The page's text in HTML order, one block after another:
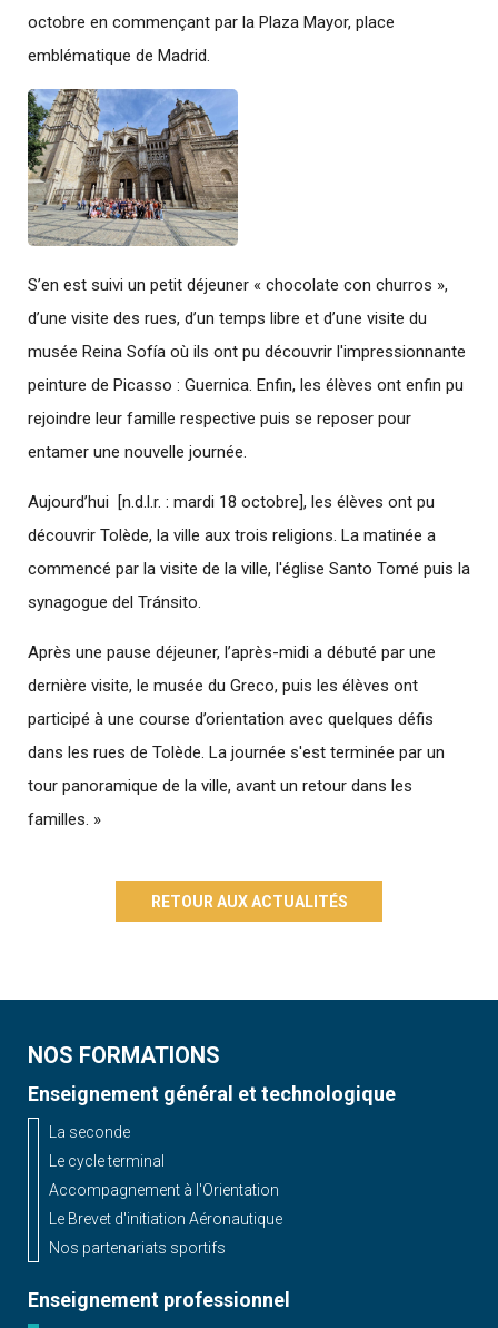
octobre en commençant par la Plaza Mayor, place
emblématique de Madrid.
S’en est suivi un petit déjeuner « chocolate con churros »,
d’une visite des rues, d’un temps libre et d’une visite du
musée Reina Sofía où ils ont pu découvrir l'impressionnante
peinture de Picasso : Guernica. Enfin, les élèves ont enfin pu
rejoindre leur famille respective puis se reposer pour
entamer une nouvelle journée.
Aujourd’hui [n.d.l.r. : mardi 18 octobre], les élèves ont pu
découvrir Tolède, la ville aux trois religions. La matinée a
commencé par la visite de la ville, l'église Santo Tomé puis la
synagogue del Tránsito.
Après une pause déjeuner, l’après-midi a débuté par une
dernière visite, le musée du Greco, puis les élèves ont
participé à une course d’orientation avec quelques défis
dans les rues de Tolède. La journée s'est terminée par un
tour panoramique de la ville, avant un retour dans les
familles. »
RETOUR AUX ACTUALITÉS
NOS FORMATIONS
Enseignement général et technologique
La seconde
Le cycle terminal
Accompagnement à l'Orientation
Le Brevet d'initiation Aéronautique
Nos partenariats sportifs
Enseignement professionnel